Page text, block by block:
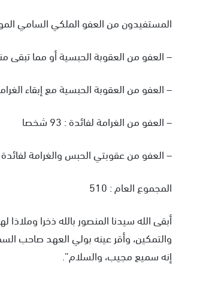
المستفيدون من العفو الملكي السامي الموجودون في
– العفو من العقوبة الحبسية أو مما تبقى منها
– العفو من العقوبة الحبسية مع إبقاء الغرامة
– العفو من الغرامة لفائدة : 93 شخصا
– العفو من عقوبتي الحبس والغرامة لفائدة : 07
المجموع العام : 510
أبقى الله سيدنا المنصور بالله ذخرا وملاذا
والتمكين، وأقر عينه بولي العهد صاحب
إنه سميع مجيب، والسلام”.